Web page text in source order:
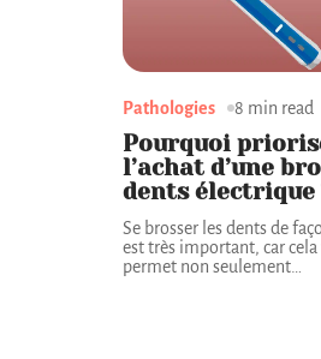
Pathologies 8 min read
Pourquoi
l’achat d’une
dents électrique
Se brosser les dents de
est très important, car cela
permet non seulement…